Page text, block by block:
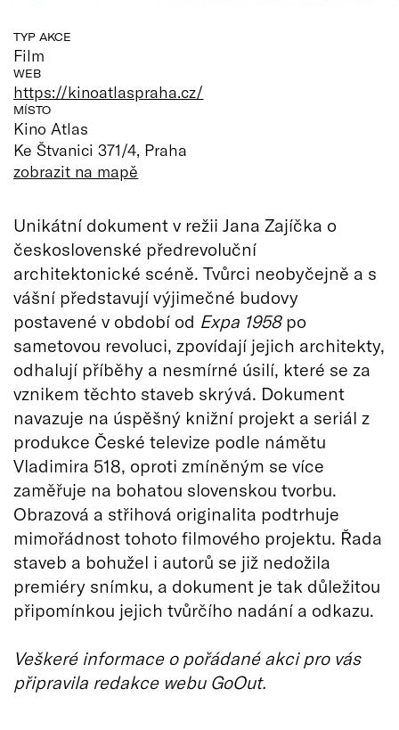
TYP AKCE
Film
WEB
https://kinoatlaspraha.cz/
MÍSTO
Kino Atlas
Ke Štvanici 371/4, Praha
zobrazit na mapě
Unikátní dokument v režii Jana Zajíčka o
československé předrevoluční
architektonické scéně. Tvůrci neobyčejně a s
vášní představují výjimečné budovy
postavené v období od Expa 1958po
sametovou revoluci, zpovídají jejich architekty,
odhalují příběhy a nesmírné úsilí, které se za
vznikem těchto staveb skrývá. Dokument
navazuje na úspěšný knižní projekt a seriál z
produkce České televize podle námětu
Vladimira 518, oproti zmíněným se více
zaměřuje na bohatou slovenskou tvorbu.
Obrazová a střihová originalita podtrhuje
mimořádnost tohoto filmového projektu. Řada
staveb a bohužel i autorů se již nedožila
premiéry snímku, a dokument je tak důležitou
připomínkou jejich tvůrčího nadání a odkazu.
Veškeré informace o pořádané akci pro vás
připravila redakce webu GoOut.